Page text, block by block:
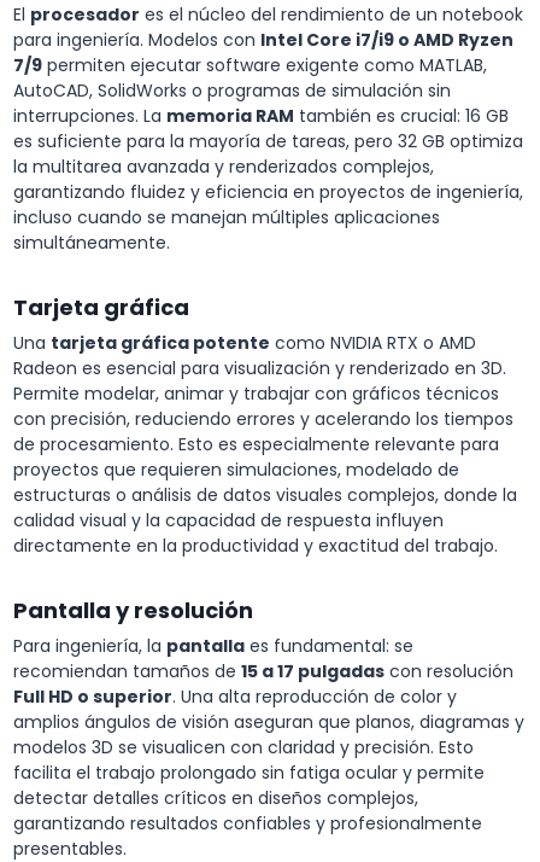
El procesador es el núcleo del rendimiento de un notebook
para ingeniería. Modelos con Intel Core i7/i9 o AMD Ryzen
7/9 permiten ejecutar software exigente como MATLAB,
AutoCAD, SolidWorks o programas de simulación sin
interrupciones. La memoria RAM también es crucial: 16 GB
es suficiente para la mayoría de tareas, pero 32 GB optimiza
la multitarea avanzada y renderizados complejos,
garantizando fluidez y eficiencia en proyectos de ingeniería,
incluso cuando se manejan múltiples aplicaciones
simultáneamente.
Tarjeta gráfica
Una tarjeta gráfica potente como NVIDIA RTX o AMD
Radeon es esencial para visualización y renderizado en 3D.
Permite modelar, animar y trabajar con gráficos técnicos
con precisión, reduciendo errores y acelerando los tiempos
de procesamiento. Esto es especialmente relevante para
proyectos que requieren simulaciones, modelado de
estructuras o análisis de datos visuales complejos, donde la
calidad visual y la capacidad de respuesta influyen
directamente en la productividad y exactitud del trabajo.
Pantalla y resolución
Para ingeniería, la pantalla es fundamental: se
recomiendan tamaños de 15 a 17 pulgadas con resolución
Full HD o superior. Una alta reproducción de color y
amplios ángulos de visión aseguran que planos, diagramas y
modelos 3D se visualicen con claridad y precisión. Esto
facilita el trabajo prolongado sin fatiga ocular y permite
detectar detalles críticos en diseños complejos,
garantizando resultados confiables y profesionalmente
presentables.